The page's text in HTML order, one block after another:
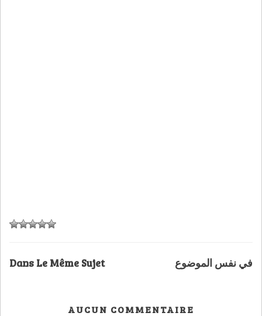
Dans Le Même Sujet في نفس الموضوع
AUCUN COMMENTAIRE